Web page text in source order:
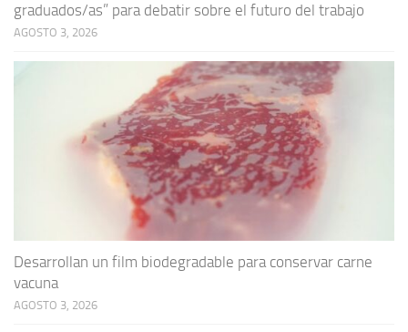
graduados/as” para debatir sobre el futuro del trabajo
AGOSTO 3, 2026
Desarrollan un film biodegradable para conservar carne
vacuna
AGOSTO 3, 2026